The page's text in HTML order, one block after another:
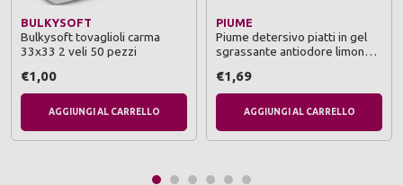
BULKYSOFT
Bulkysoft tovaglioli carma
33x33 2 veli 50 pezzi
€1,00
AGGIUNGI AL CARRELLO
PIUME
Piume detersivo piatti in gel
sgrassante antiodore limone
€1,69
AGGIUNGI AL CARRELLO